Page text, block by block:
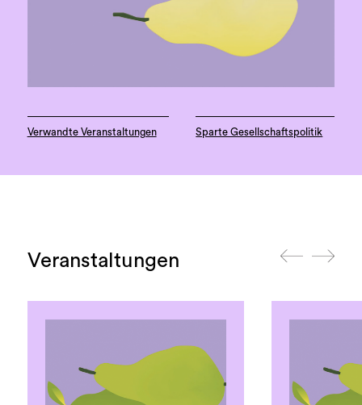
Verwandte Veranstaltungen Sparte Gesellschaftspolitik
Veranstaltungen